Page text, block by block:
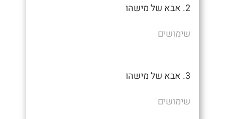
2. אבא של מישהו
שימושים
3. אבא של מישהו
שימושים